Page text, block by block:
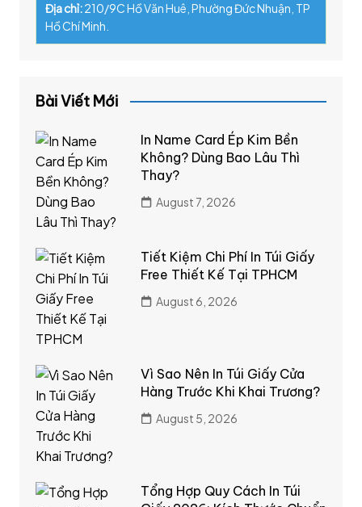
Địa chỉ:210/9C Hồ Văn Huê, Phường Đức Nhuận, TP
Hồ Chí Minh.
Bài Viết Mới
In Name Card Ép Kim Bền
Không? Dùng Bao Lâu Thì
Thay?
August 7, 2026
Tiết Kiệm Chi Phí In Túi Giấy
Free Thiết Kế Tại TPHCM
August 6, 2026
Vì Sao Nên In Túi Giấy Cửa
Hàng Trước Khi Khai Trương?
August 5, 2026
Tổng Hợp Quy Cách In Túi